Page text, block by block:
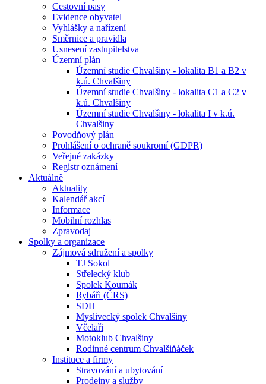
Cestovní pasy
Evidence obyvatel
Vyhlášky a nařízení
Směrnice a pravidla
Usnesení zastupitelstva
Územní plán
Územní studie Chvalšiny - lokalita B1 a B2 v
k.ú. Chvalšiny
Územní studie Chvalšiny - lokalita C1 a C2 v
k.ú. Chvalšiny
Územní studie Chvalšiny - lokalita I v k.ú.
Chvalšiny
Povodňový plán
Prohlášení o ochraně soukromí (GDPR)
Veřejné zakázky
Registr oznámení
Aktuálně
Aktuality
Kalendář akcí
Informace
Mobilní rozhlas
Zpravodaj
Spolky a organizace
Zájmová sdružení a spolky
TJ Sokol
Střelecký klub
Spolek Koumák
Rybáři (ČRS)
SDH
Myslivecký spolek Chvalšiny
Včelaři
Motoklub Chvalšiny
Rodinné centrum Chvalšiňáček
Instituce a firmy
Stravování a ubytování
Prodejny a služby